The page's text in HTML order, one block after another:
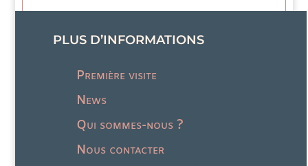
PLUS D’INFORMATIONS
Première visite
News
Qui sommes-nous ?
Nous contacter